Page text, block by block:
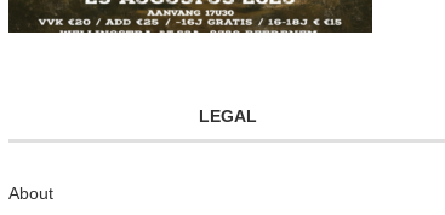
LEGAL
About